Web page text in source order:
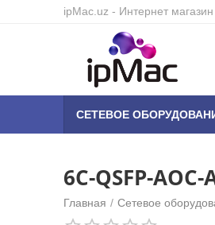
ipMac.uz - Интернет
СЕТЕВОЕ
6C-QSFP-AOC-
Главная / Сетевое